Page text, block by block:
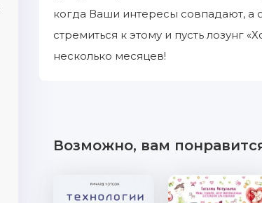
когда Ваши интересы совпадают,
стремиться к этому и пусть лозунг
несколько месяцев!
Возможно, вам